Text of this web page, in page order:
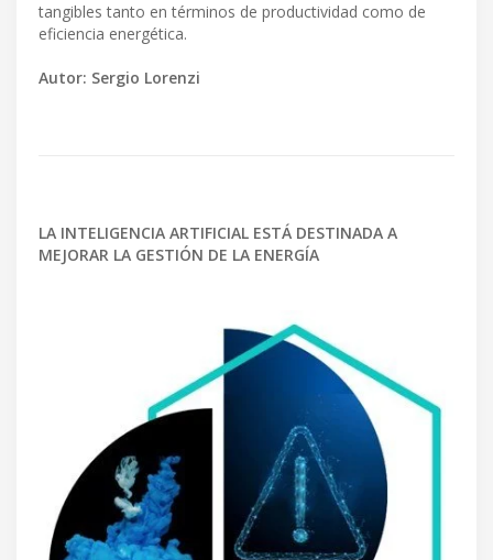
tangibles tanto en términos de productividad como de
eficiencia energética.
Autor: Sergio Lorenzi
LA INTELIGENCIA ARTIFICIAL ESTÁ DESTINADA A
MEJORAR LA GESTIÓN DE LA ENERGÍA